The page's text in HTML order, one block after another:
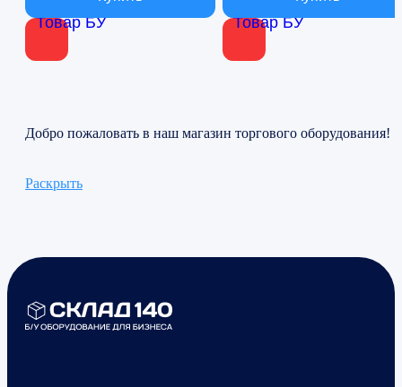
Товар БУ Товар БУ
Добро пожаловать в наш магазин торгового оборудования!
Раскрыть